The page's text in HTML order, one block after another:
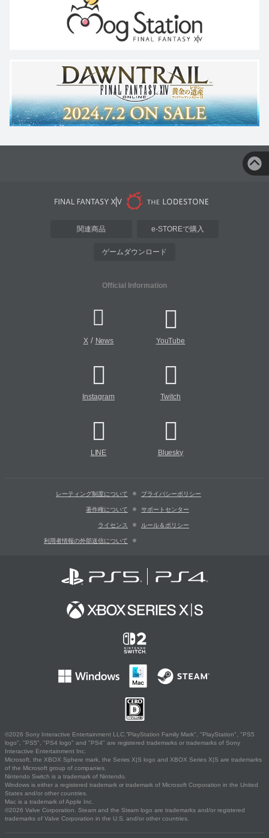
関連商品 e-STOREで購入
ゲームダウンロード
Official Information
X/ News YouTube
Instagram Twitch
LINE Bluesky
レーティング制度について プライバシーポリシー
著作権について サポートセンター
ライセンス ルール＆ポリシー
利用者情報の外部送信について
©2026 Sony Interactive Entertainment LLC."PlayStation Family Mark", "PlayStation", "PS5
logo", "PS5", "PS4 logo" and "PS4" are registered trademarks or trademarks of Sony
Interactive Entertainment Inc.
Microsoft, the XBOX Sphere mark, the Series X|S logo and XBOX Series X|S are trademarks
of the Microsoft group of companies.
Nintendo Switch is a trademark of Nintendo.
Windows is either a registered trademark or trademark of Microsoft Corporation in the United
States and/or other countries.
Mac is a trademark of Apple Inc.
©2026 Valve Corporation. Steam and the Steam logo are trademarks and/or registered
trademarks of Valve Corporation in the U.S. and/or other countries.